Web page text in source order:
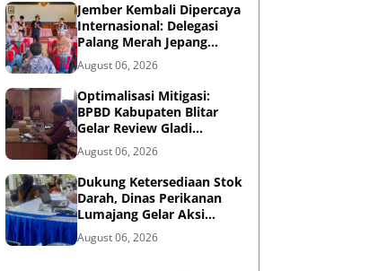
Jember Kembali Dipercaya
Internasional: Delegasi
Palang Merah Jepang
Perkuat Kesiapsiagaan
Bencana di Kawasan
Pesisir dan Sekolah
August 06, 2026
Optimalisasi Mitigasi:
BPBD Kabupaten Blitar
Gelar Review Gladi
Kontinjensi Erupsi Gunung
Kelud
August 06, 2026
Dukung Ketersediaan Stok
Darah, Dinas Perikanan
Lumajang Gelar Aksi
Donor Darah
August 06, 2026